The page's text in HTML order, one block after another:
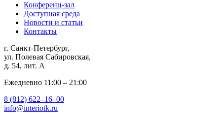
Конференц-зал
Доступная среда
Новости и статьи
Контакты
г. Санкт-Петербург,
ул. Полевая Сабировская,
д. 54, лит. А
Ежедневно 11:00 ‒ 21:00
8 (812) 622‒16‒00
info@interiotk.ru